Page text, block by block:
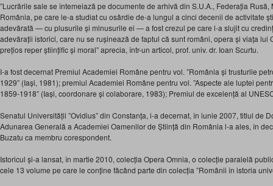
”Lucrările sale se întemeiază pe documente de arhivă din S.U.A., Federația
România, pe care le-a studiat cu osârdie de-a lungul a cinci decenii de activitate
adevărată — cu plusurile și minusurile ei — a fost crezul pe care l-a slujit cu
adevărații istorici, care nu se rușinează de faptul că sunt români, opera și viața lui
prețios reper științific și moral” aprecia, într-un articol, prof. univ. dr. Ioan Scurtu.
I-a fost decernat Premiul Academiei Române pentru vol. ”România și trusturile
1929” (Iași, 1981); premiul Academiei Române pentru vol. ”Aspecte ale luptei
1859-1918” (Iași, coordonare și colaborare, 1983); Premiul de excelență al
Senatul Universității ”Ovidius” din Constanța, i-a decernat, în iunie 2007, titlul de
Adunarea Generală a Academiei Oamenilor de Știință din România l-a ales, în
Buzatu ca membru corespondent.
Istoricul și-a lansat, în martie 2010, colecția Opera Omnia, o colecție paralelă
cele 13 volume pe care le conține făcând parte din colecția ”Românii în istoria